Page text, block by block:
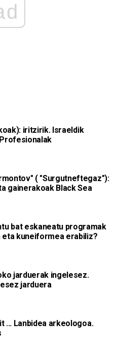
iritzirik. Israeldik
( "Surgutneftegaz"):
gainerakoak Black Sea
bat eskaneatu programak
kuneiformea erabiliz?
jarduerak ingelesez.
jarduera
... Lanbidea arkeologoa.